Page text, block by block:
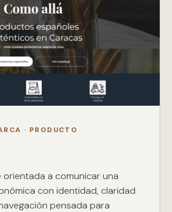
· PRODUCTO
orientada a comunicar una
con identidad, claridad
pensada para